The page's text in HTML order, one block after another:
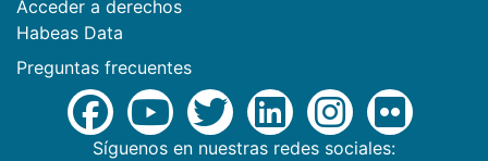
Acceder a derechos
Habeas Data
Preguntas frecuentes
Síguenos en nuestras redes sociales: